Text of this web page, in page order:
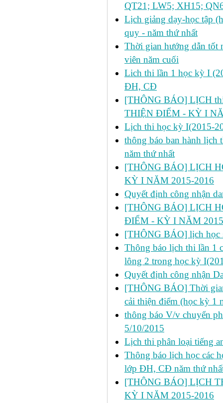
QT21; LW5; XH15;
Lịch giảng dạy-học tập
quy - năm thứ nhất
Thời gian hướng dẫn tốt
viên năm cuối
Lich thi lần 1 học kỳ I
ĐH, CĐ
[THÔNG BÁO] LỊCH
THIỆN ĐIỂM - KỲ I
Lịch thi học kỳ I(2015-
thông báo ban hành
năm thứ nhất
[THÔNG BÁO] LỊCH
KỲ I NĂM 2015-2016
Quyết định công nhận
[THÔNG BÁO] LỊCH
ĐIỂM - KỲ I NĂM
[THÔNG BÁO] lịch học
Thông báo lịch thi lần 1
lông 2 trong học kỳ
Quyết định công nhận
[THÔNG BÁO] Thời
cải thiện điểm (học kỳ 1
thông báo V/v chuyển
5/10/2015
Lịch thi phân loại tiếng
Thông báo lịch học các
lớp ĐH, CĐ năm thứ
[THÔNG BÁO] LỊCH
KỲ I NĂM 2015-2016